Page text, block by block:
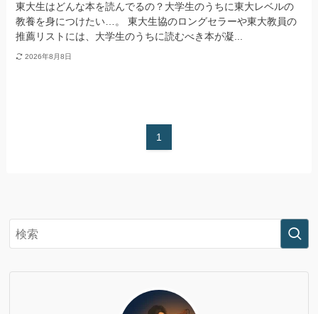
東大生はどんな本を読んでるの？大学生のうちに東大レベルの
教養を身につけたい…。 東大生協のロングセラーや東大教員の
推薦リストには、大学生のうちに読むべき本が凝...
2026年8月8日
1